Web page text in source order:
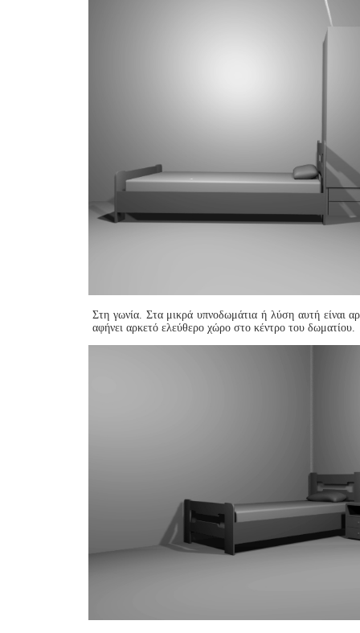
Στη γωνία. Στα μικρά υπνοδωμάτια ή λύση αυτή είναι
αφήνει αρκετό ελεύθερο χώρο στο κέντρο του δωματίου.